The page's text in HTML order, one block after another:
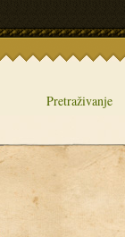
Pretraživanje